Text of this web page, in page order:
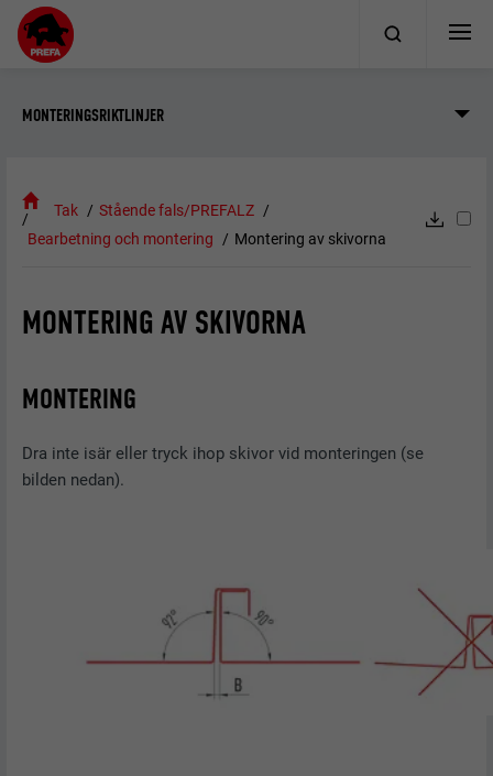
MONTERINGSRIKTLINJER
Tak
Stående fals/PREFALZ
Bearbetning och montering
Montering av skivorna
MONTERING AV SKIVORNA
MONTERING
Dra inte isär eller tryck ihop skivor vid monteringen (se
bilden nedan).